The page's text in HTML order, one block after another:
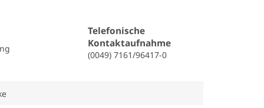
Telefonische
Kontaktaufnahme
(0049) 7161/96417-0